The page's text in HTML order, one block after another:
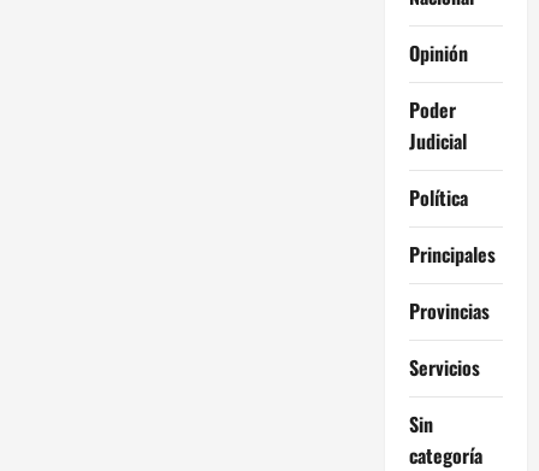
Opinión
Poder
Judicial
Política
Principales
Provincias
Servicios
Sin
categoría